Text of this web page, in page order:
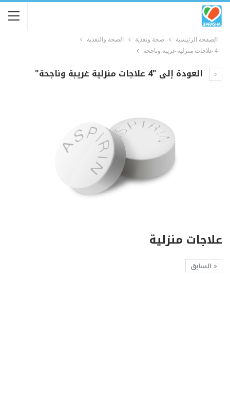
الصفحة الرئيسية صحة وتغذية
الصحة والتغذية
4 علاجات منزلية غريبة وناجحة
العودة إلى "4 علاجات منزلية غريبة وناجحة"
علاجات منزلية
السابق